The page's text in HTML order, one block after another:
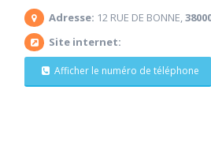
Adresse: 12 RUE DE BONNE,
Site internet:
Afficher le numéro de téléphone